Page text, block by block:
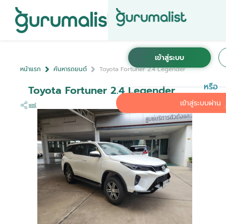
หรือ
เข้าสู่ระบบผ่าน
หน้าแรก ค้นหารถยนต์ Toyota Fortuner 2.4 Legender
Toyota Fortuner 2.4 Legender
แชร์